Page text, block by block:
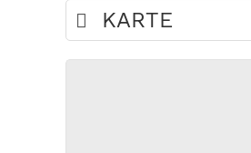
KARTE